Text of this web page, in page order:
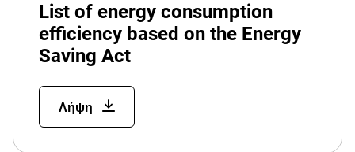
List of energy consumption
efficiency based on the Energy
Saving Act
Λήψη